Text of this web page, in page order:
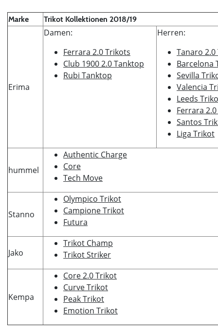
Marke Trikot Kollektionen 2018/19
Erima
Damen:
Ferrara 2.0 Trikots
Club 1900 2.0 Tanktop
Rubi Tanktop
Herren:
Tanaro
Barcelona
Sevilla
Valencia
Leeds
Ferrara
Santos
Liga Trikot
hummel
Authentic Charge
Core
Tech Move
Stanno
Olympico Trikot
Campione Trikot
Futura
Jako
Trikot Champ
Trikot Striker
Kempa
Core 2.0 Trikot
Curve Trikot
Peak Trikot
Emotion Trikot